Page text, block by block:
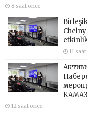
8 saat önce
11
12 saat önce